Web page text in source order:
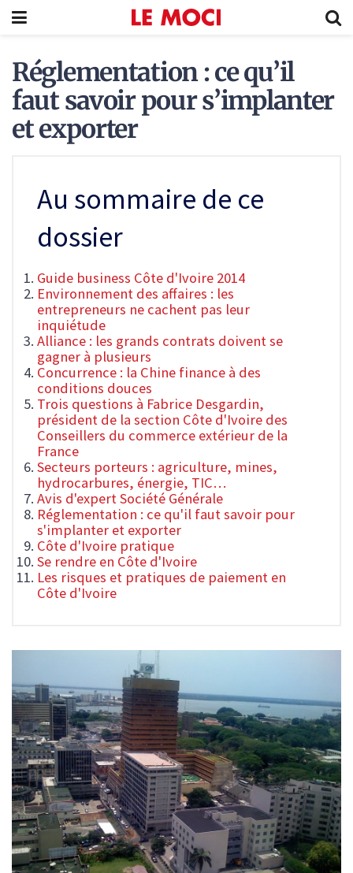
Réglementation : ce qu’il
faut savoir pour s’implanter
et exporter
Au sommaire de ce
dossier
Guide business Côte d'Ivoire 2014
Environnement des affaires : les
entrepreneurs ne cachent pas leur
inquiétude
Alliance : les grands contrats doivent se
gagner à plusieurs
Concurrence : la Chine finance à des
conditions douces
Trois questions à Fabrice Desgardin,
président de la section Côte d'Ivoire des
Conseillers du commerce extérieur de la
France
Secteurs porteurs : agriculture, mines,
hydrocarbures, énergie, TIC…
Avis d'expert Société Générale
Réglementation : ce qu'il faut savoir pour
s'implanter et exporter
Côte d'Ivoire pratique
Se rendre en Côte d'Ivoire
Les risques et pratiques de paiement en
Côte d'Ivoire